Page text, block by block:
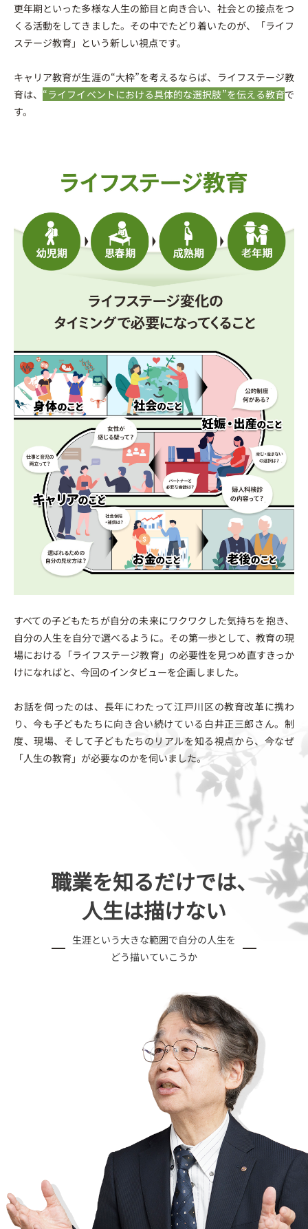
更年期といった多様な人生の節目と向き合い、社会との接点をつ
くる活動をしてきました。その中でたどり着いたのが、「ライフ
ステージ教育」という新しい視点です。
キャリア教育が生涯の“大枠”を考えるならば、ライフステージ教
育は、 “ライフイベントにおける具体的な選択肢”を伝える教育で
す。
すべての子どもたちが自分の未来にワクワクした気持ちを抱き、
自分の人生を自分で選べるように。その第一歩として、教育の現
場における「ライフステージ教育」の必要性を見つめ直すきっか
けになればと、今回のインタビューを企画しました。
お話を伺ったのは、長年にわたって江戸川区の教育改革に携わ
り、今も子どもたちに向き合い続けている白井正三郎さん。制
度、現場、そして子どもたちのリアルを知る視点から、今なぜ
「人生の教育」が必要なのかを伺いました。
職業を知るだけでは、
人生は描けない
生涯という大きな範囲で自分の人生を
どう描いていこうか